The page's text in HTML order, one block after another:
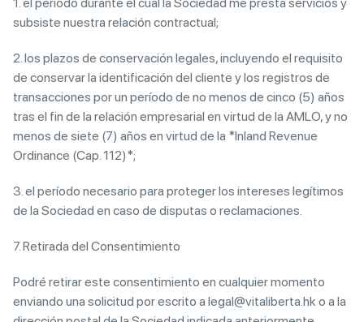
subsiste nuestra relación contractual;
2. los plazos de conservación legales, incluyendo el requisito
de conservar la identificación del cliente y los registros de
transacciones por un período de no menos de cinco (5) años
tras el fin de la relación empresarial en virtud de la AMLO, y no
menos de siete (7) años en virtud de la *Inland Revenue
Ordinance (Cap. 112)*;
3. el período necesario para proteger los intereses legítimos
de la Sociedad en caso de disputas o reclamaciones.
7. Retirada del Consentimiento
Podré retirar este consentimiento en cualquier momento
enviando una solicitud por escrito a legal@vitaliberta.hk o a la